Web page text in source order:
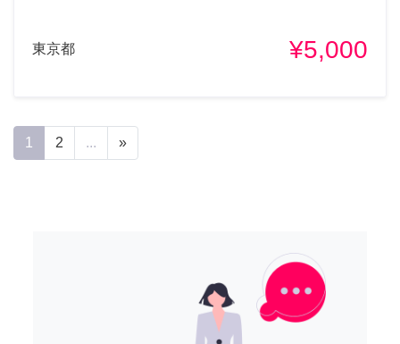
東京都 ¥5,000
1 2 ... »